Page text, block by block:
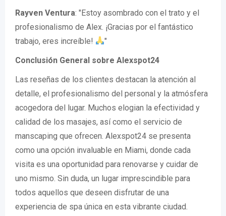
Rayven Ventura: "Estoy asombrado con el trato y el
profesionalismo de Alex. ¡Gracias por el fantástico
trabajo, eres increíble!
"
Conclusión General sobre Alexspot24
Las reseñas de los clientes destacan la atención al
detalle, el profesionalismo del personal y la atmósfera
acogedora del lugar. Muchos elogian la efectividad y
calidad de los masajes, así como el servicio de
manscaping que ofrecen. Alexspot24 se presenta
como una opción invaluable en Miami, donde cada
visita es una oportunidad para renovarse y cuidar de
uno mismo. Sin duda, un lugar imprescindible para
todos aquellos que deseen disfrutar de una
experiencia de spa única en esta vibrante ciudad.